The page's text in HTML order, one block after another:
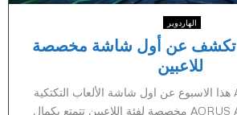
الهاردوير
شركة Aorus تكشف عن أول شاشة مخصصة
للاعبين
أعلنت شركة Aorus هذا الاسبوع عن اول شاشة الألعاب التكتكية
في العالم AORUS AD27QD مخصصة لفئة اللاعبين تتمتع بكمال